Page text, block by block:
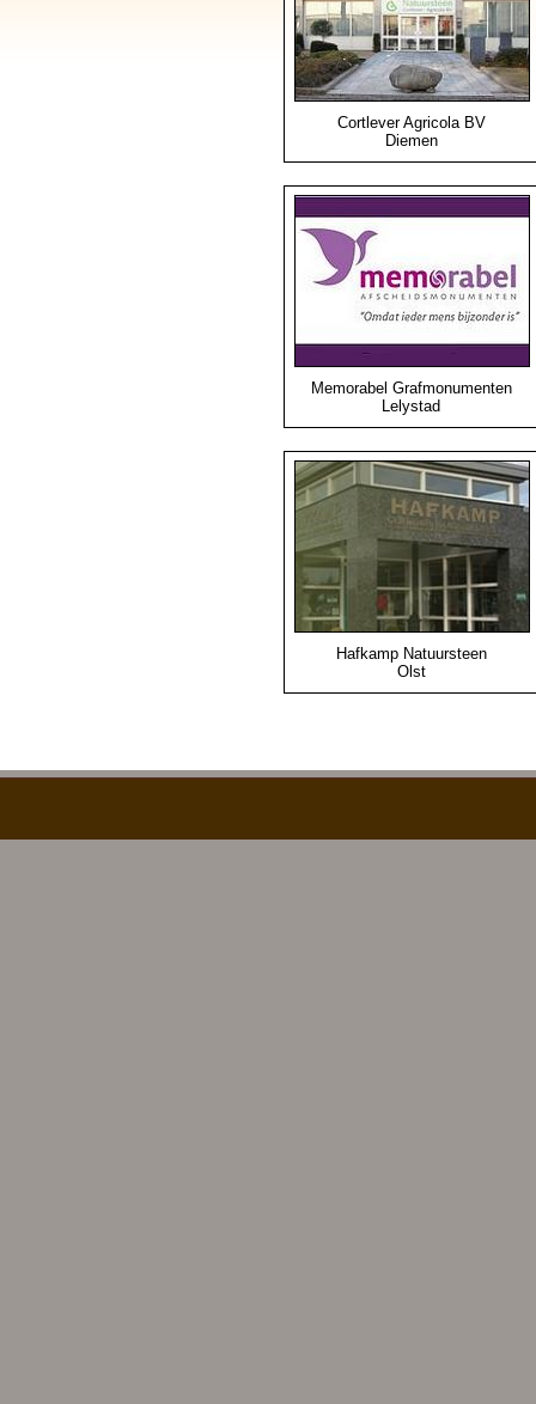
Cortlever Agricola BV
Diemen
Memorabel Grafmonumenten
Lelystad
Hafkamp Natuursteen
Olst